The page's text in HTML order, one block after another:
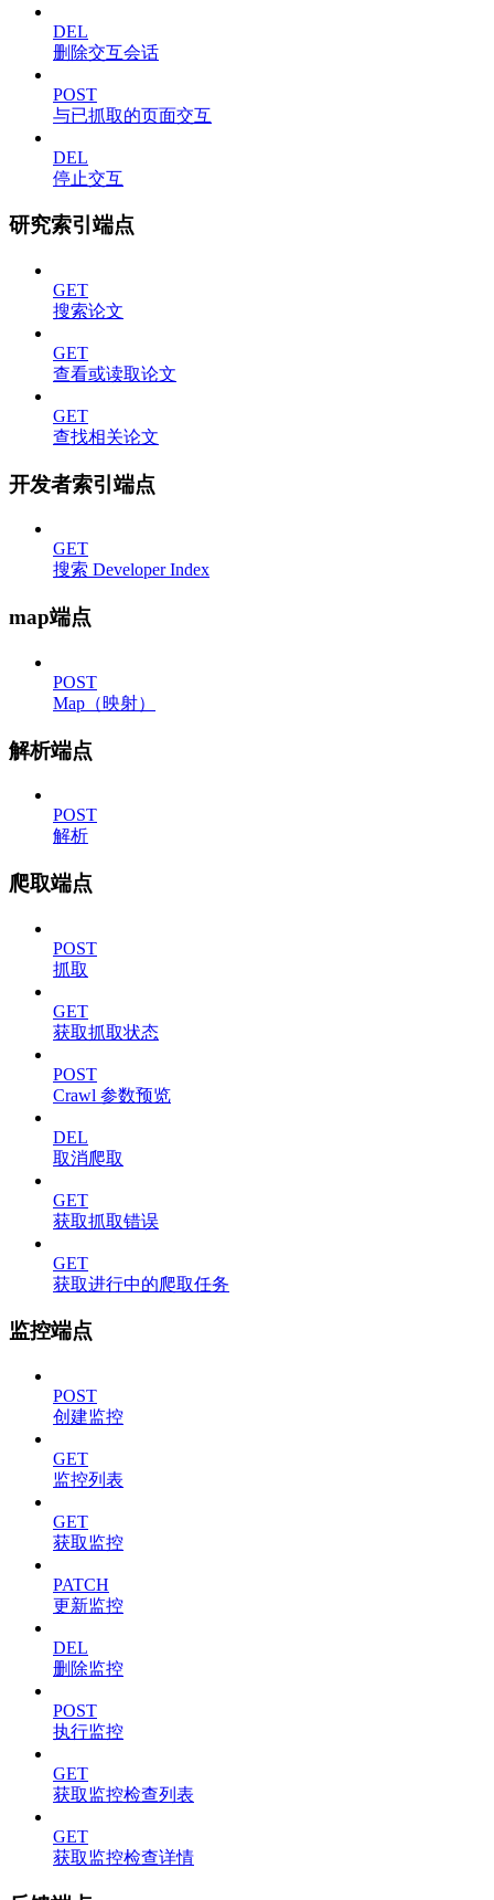
DEL
删除交互会话
POST
与已抓取的页面交互
DEL
停止交互
研究索引端点
GET
搜索论文
GET
查看或读取论文
GET
查找相关论文
开发者索引端点
GET
搜索 Developer Index
map端点
POST
Map（映射）
解析端点
POST
解析
爬取端点
POST
抓取
GET
获取抓取状态
POST
Crawl 参数预览
DEL
取消爬取
GET
获取抓取错误
GET
获取进行中的爬取任务
监控端点
POST
创建监控
GET
监控列表
GET
获取监控
PATCH
更新监控
DEL
删除监控
POST
执行监控
GET
获取监控检查列表
GET
获取监控检查详情